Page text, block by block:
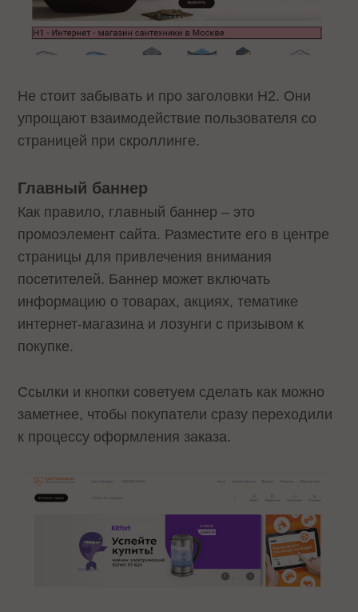
Не стоит забывать и про заголовки Н2. Они
упрощают взаимодействие пользователя со
страницей при скроллинге.
Главный баннер
Как правило, главный баннер – это
промоэлемент сайта. Разместите его в центре
страницы для привлечения внимания
посетителей. Баннер может включать
информацию о товарах, акциях, тематике
интернет-магазина и лозунги с призывом к
покупке.
Ссылки и кнопки советуем сделать как можно
заметнее, чтобы покупатели сразу переходили
к процессу оформления заказа.